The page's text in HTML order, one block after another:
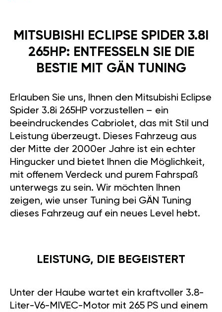
MITSUBISHI ECLIPSE SPIDER 3.8I
265HP: ENTFESSELN SIE DIE
BESTIE MIT GÄN TUNING
Erlauben Sie uns, Ihnen den Mitsubishi Eclipse
Spider 3.8i 265HP vorzustellen – ein
beeindruckendes Cabriolet, das mit Stil und
Leistung überzeugt. Dieses Fahrzeug aus
der Mitte der 2000er Jahre ist ein echter
Hingucker und bietet Ihnen die Möglichkeit,
mit offenem Verdeck und purem Fahrspaß
unterwegs zu sein. Wir möchten Ihnen
zeigen, wie unser Tuning bei GÄN Tuning
dieses Fahrzeug auf ein neues Level hebt.
LEISTUNG, DIE BEGEISTERT
Unter der Haube wartet ein kraftvoller 3.8-
Liter-V6-MIVEC-Motor mit 265 PS und einem